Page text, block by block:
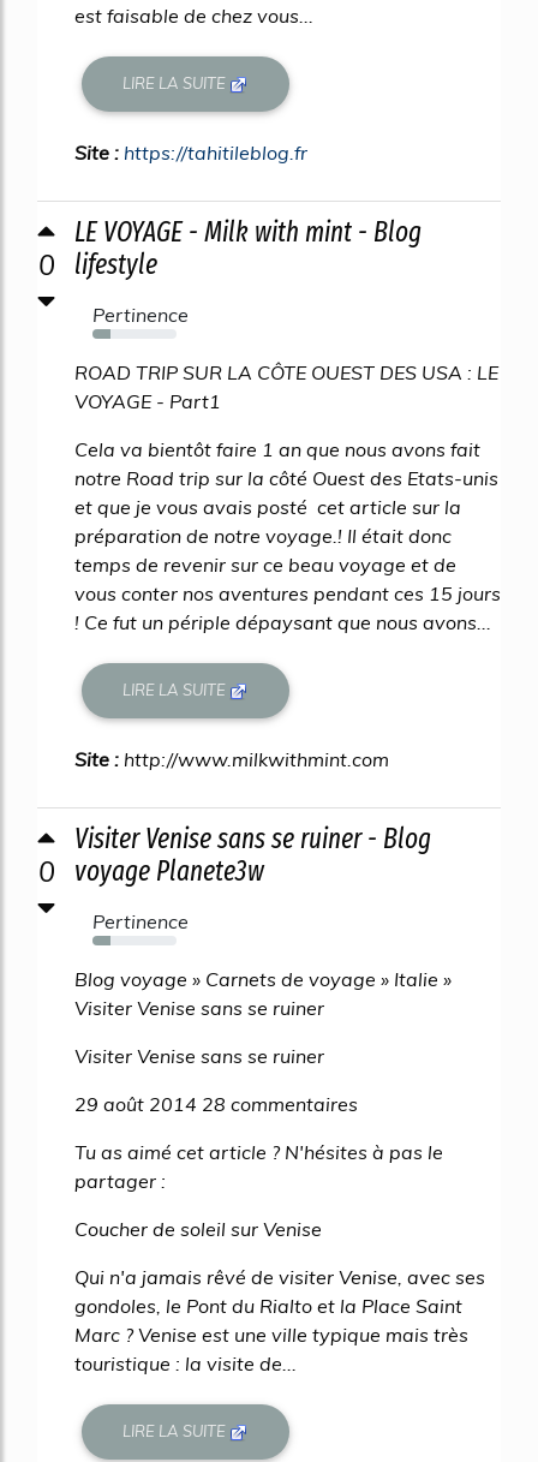
est faisable de chez vous...
LIRE LA SUITE
Site : https://tahitileblog.fr
0
LE VOYAGE - Milk with mint - Blog
lifestyle
Pertinence
22%
ROAD TRIP SUR LA CÔTE OUEST DES USA : LE
VOYAGE - Part1
Cela va bientôt faire 1 an que nous avons fait
notre Road trip sur la côté Ouest des Etats-unis
et que je vous avais posté cet article sur la
préparation de notre voyage.! Il était donc
temps de revenir sur ce beau voyage et de
vous conter nos aventures pendant ces 15 jours
! Ce fut un périple dépaysant que nous avons...
LIRE LA SUITE
Site : http://www.milkwithmint.com
0
Visiter Venise sans se ruiner - Blog
voyage Planete3w
Pertinence
21%
Blog voyage » Carnets de voyage » Italie »
Visiter Venise sans se ruiner
Visiter Venise sans se ruiner
29 août 2014 28 commentaires
Tu as aimé cet article ? N'hésites à pas le
partager :
Coucher de soleil sur Venise
Qui n'a jamais rêvé de visiter Venise, avec ses
gondoles, le Pont du Rialto et la Place Saint
Marc ? Venise est une ville typique mais très
touristique : la visite de...
LIRE LA SUITE